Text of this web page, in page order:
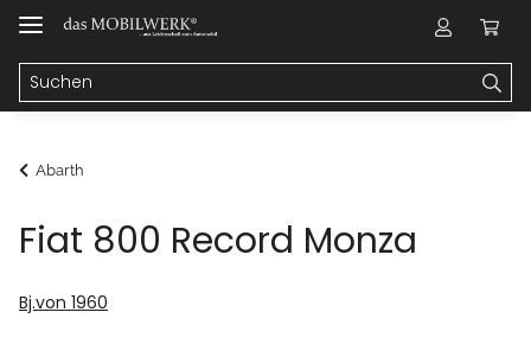
Abarth
Fiat 800 Record Monza
Bj.von 1960